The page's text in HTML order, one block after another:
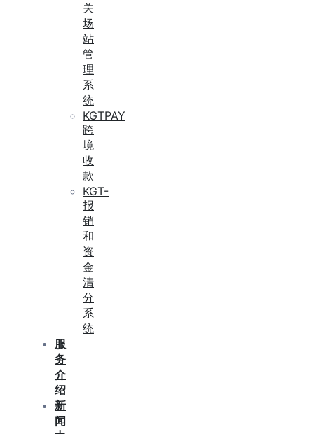
关
场
站
管
理
系
统
KGTPAY
跨
境
收
款
KGT-
报
销
和
资
金
清
分
系
统
服
务
介
绍
新
闻